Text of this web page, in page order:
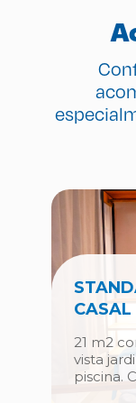
CASAL
21 m2
vista
piscina.